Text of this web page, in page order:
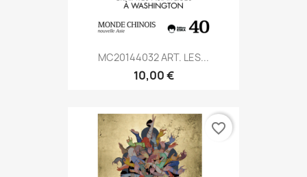
MC20144032 ART. LES...
10,00 €
favorite_border